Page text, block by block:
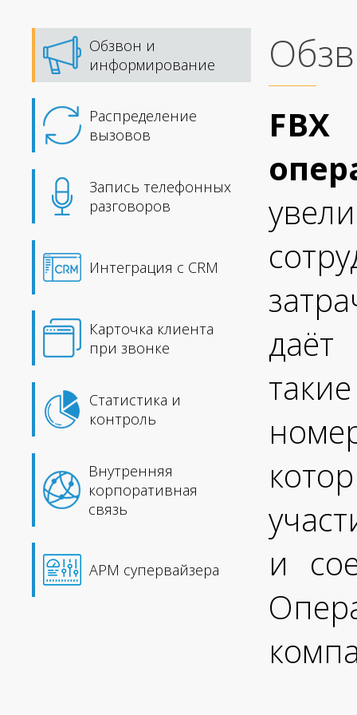
Обзвон и
информирование
Распределение
вызовов
Запись телефонных
разговоров
Интеграция с CRM
Карточка клиента
при звонке
Статистика и
контроль
Внутренняя
корпоративная
связь
АРМ супервайзера
даёт
и